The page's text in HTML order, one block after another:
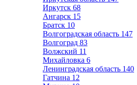
Иркутск 68
Ангарск 15
Братск 10
Волгоградская область 147
Волгоград 83
Волжский 11
Михайловка 6
Ленинградская область 140
Гатчина 12